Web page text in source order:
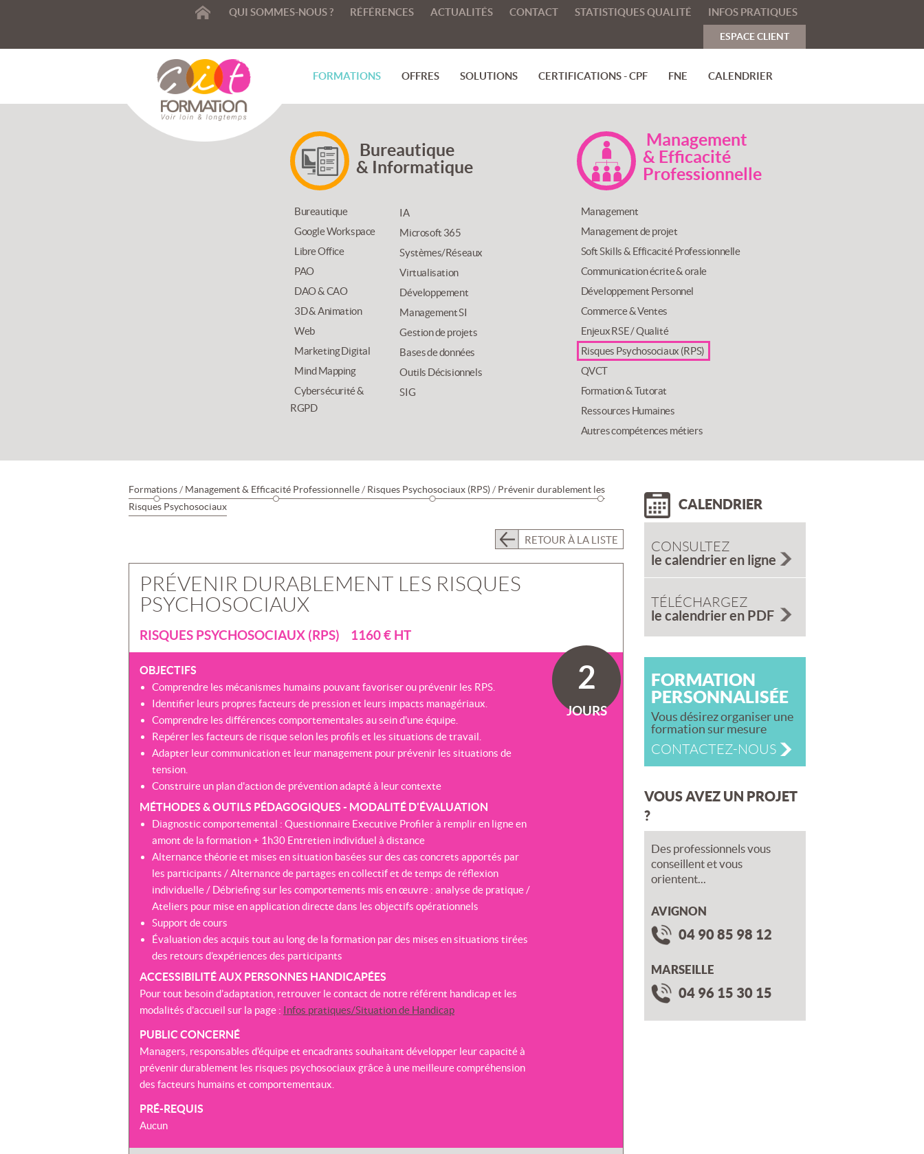
ACCUEIL
QUI SOMMES-NOUS ? RÉFÉRENCES ACTUALITÉS CONTACT STATISTIQUES QUALITÉ INFOS PRATIQUES
ESPACE CLIENT
FORMATIONS OFFRES SOLUTIONS CERTIFICATIONS - CPF FNE CALENDRIER
Bureautique
& Informatique
Bureautique
Google Workspace
Libre Office
PAO
DAO & CAO
3D & Animation
Web
Marketing Digital
Mind Mapping
Cybersécurité &
RGPD
IA
Microsoft 365
Systèmes/Réseaux
Virtualisation
Développement
Management SI
Gestion de projets
Bases de données
Outils Décisionnels
SIG
Management
& Efficacité
Professionnelle
Management
Management de projet
Soft Skills & Efficacité Professionnelle
Communication écrite & orale
Développement Personnel
Commerce & Ventes
Enjeux RSE / Qualité
Risques Psychosociaux (RPS)
QVCT
Formation & Tutorat
Ressources Humaines
Autres compétences métiers
Formations / Management & Efficacité Professionnelle / Risques Psychosociaux (RPS) / Prévenir durablement les
Risques Psychosociaux
RETOUR À LA LISTE
PRÉVENIR DURABLEMENT LES RISQUES
PSYCHOSOCIAUX
RISQUES PSYCHOSOCIAUX (RPS) 1160 € HT
OBJECTIFS
Comprendre les mécanismes humains pouvant favoriser ou prévenir les RPS.
Identifier leurs propres facteurs de pression et leurs impacts managériaux.
Comprendre les différences comportementales au sein d'une équipe.
Repérer les facteurs de risque selon les profils et les situations de travail.
Adapter leur communication et leur management pour prévenir les situations de
tension.
Construire un plan d'action de prévention adapté à leur contexte
MÉTHODES & OUTILS PÉDAGOGIQUES - MODALITÉ D'ÉVALUATION
Diagnostic comportemental : Questionnaire Executive Profiler à remplir en ligne en
amont de la formation + 1h30 Entretien individuel à distance
Alternance théorie et mises en situation basées sur des cas concrets apportés par
les participants / Alternance de partages en collectif et de temps de réflexion
individuelle / Débriefing sur les comportements mis en œuvre : analyse de pratique /
Ateliers pour mise en application directe dans les objectifs opérationnels
Support de cours
Évaluation des acquis tout au long de la formation par des mises en situations tirées
des retours d’expériences des participants
ACCESSIBILITÉ AUX PERSONNES HANDICAPÉES
Pour tout besoin d’adaptation, retrouver le contact de notre référent handicap et les
modalités d’accueil sur la page : Infos pratiques/Situation de Handicap
PUBLIC CONCERNÉ
Managers, responsables d'équipe et encadrants souhaitant développer leur capacité à
prévenir durablement les risques psychosociaux grâce à une meilleure compréhension
des facteurs humains et comportementaux.
PRÉ-REQUIS
Aucun
2
JOURS
CALENDRIER
CONSULTEZ
le calendrier en ligne
TÉLÉCHARGEZ
le calendrier en PDF
FORMATION
PERSONNALISÉE
Vous désirez organiser une
formation sur mesure
CONTACTEZ-NOUS
VOUS AVEZ UN PROJET
?
Des professionnels vous
conseillent et vous
orientent...
AVIGNON
04 90 85 98 12
MARSEILLE
04 96 15 30 15